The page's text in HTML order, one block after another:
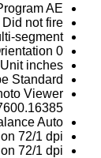
AE
Did not fire
segment
0
inches
Standard
Viewer
Auto
72/1 dpi
72/1 dpi